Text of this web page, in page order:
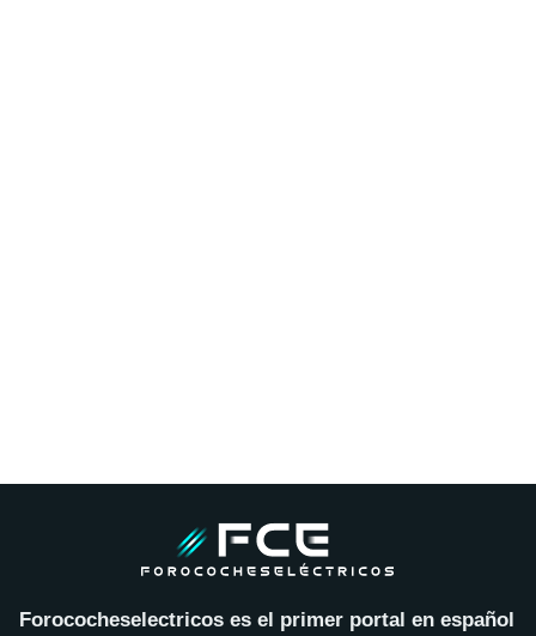
Forococheselectricos es el primer portal en español